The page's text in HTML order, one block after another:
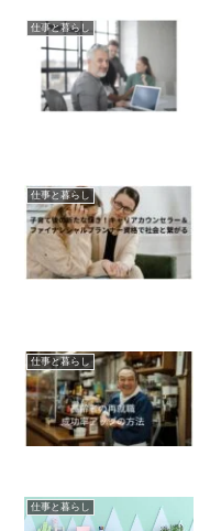
仕事と暮らし
仕事と暮らし
仕事と暮らし
仕事と暮らし